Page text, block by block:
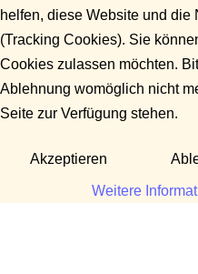
helfen, diese Website und die
(Tracking Cookies). Sie
Cookies zulassen möchten.
Ablehnung womöglich nicht
Seite zur Verfügung stehen.
Akzeptieren
Weitere